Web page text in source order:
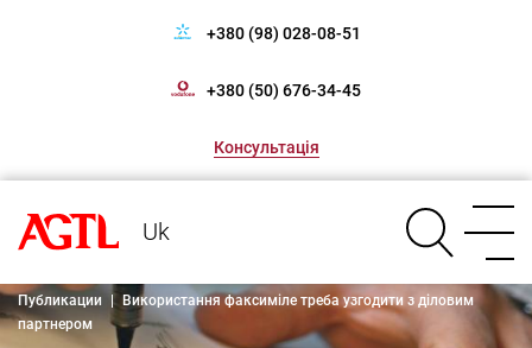
+380 (98) 028-08-51
+380 (50) 676-34-45
Консультація
Uk
Публикации
Використання факсиміле треба узгодити з діловим
партнером